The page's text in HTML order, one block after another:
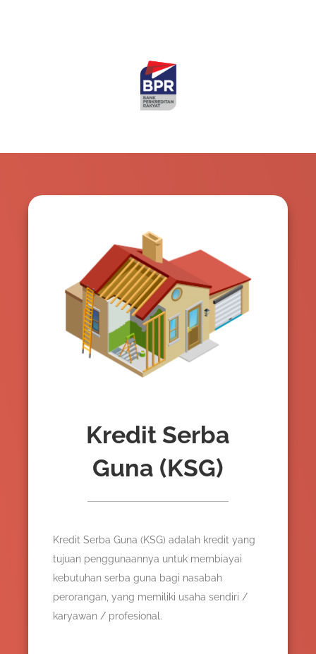
Kredit Serba
Guna (KSG)
Kredit Serba Guna (KSG) adalah kredit yang
tujuan penggunaannya untuk membiayai
kebutuhan serba guna bagi nasabah
perorangan, yang memiliki usaha sendiri /
karyawan / profesional.